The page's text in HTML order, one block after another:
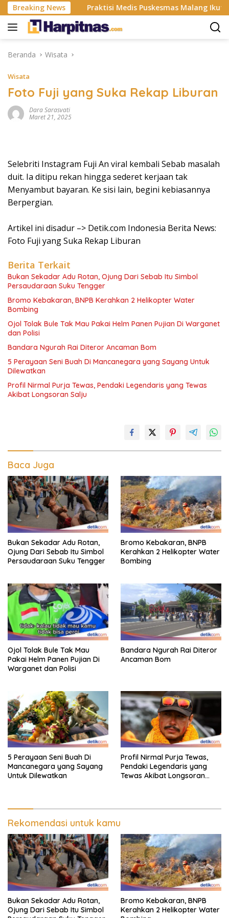
Langsung
ke
konten
Breaking News
ISP Praktisi Medis Puskesmas Malang Ikut Ejek
Beranda Wisata
Wisata
Foto Fuji yang Suka Rekap Liburan
Dara Sarasvati
Maret 21, 2025
Selebriti Instagram Fuji An viral kembali Sebab masalah
duit. Ia ditipu rekan hingga sederet kerjaan tak
Menyambut bayaran. Ke sisi lain, begini kebiasannya
Berpergian.
Artikel ini disadur –> Detik.com Indonesia Berita News:
Foto Fuji yang Suka Rekap Liburan
Berita Terkait
Bukan Sekadar Adu Rotan, Ojung Dari Sebab Itu Simbol
Persaudaraan Suku Tengger
Bromo Kebakaran, BNPB Kerahkan 2 Helikopter Water
Bombing
Ojol Tolak Bule Tak Mau Pakai Helm Panen Pujian Di Warganet
dan Polisi
Bandara Ngurah Rai Diteror Ancaman Bom
5 Perayaan Seni Buah Di Mancanegara yang Sayang Untuk
Dilewatkan
Profil Nirmal Purja Tewas, Pendaki Legendaris yang Tewas
Akibat Longsoran Salju
Baca Juga
Bukan Sekadar Adu Rotan,
Ojung Dari Sebab Itu Simbol
Persaudaraan Suku Tengger
Bromo Kebakaran, BNPB
Kerahkan 2 Helikopter Water
Bombing
Ojol Tolak Bule Tak Mau
Pakai Helm Panen Pujian Di
Warganet dan Polisi
Bandara Ngurah Rai Diteror
Ancaman Bom
5 Perayaan Seni Buah Di
Mancanegara yang Sayang
Untuk Dilewatkan
Profil Nirmal Purja Tewas,
Pendaki Legendaris yang
Tewas Akibat Longsoran
Rekomendasi untuk kamu
Bukan Sekadar Adu Rotan,
Ojung Dari Sebab Itu Simbol
Bromo Kebakaran, BNPB
Kerahkan 2 Helikopter Water